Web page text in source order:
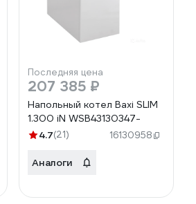
Последняя цена
207 385 ₽
Напольный котел Baxi SLIM
1.300 iN WSB43130347-
4.7(21) 16130958
Аналоги